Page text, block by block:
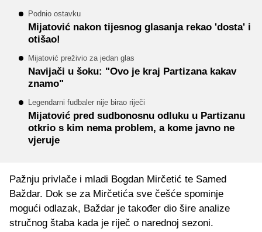
Podnio ostavku
Mijatović nakon tijesnog glasanja rekao 'dosta' i
otišao!
Mijatović preživio za jedan glas
Navijači u šoku: "Ovo je kraj Partizana kakav
znamo"
Legendarni fudbaler nije birao riječi
Mijatović pred sudbonosnu odluku u Partizanu
otkrio s kim nema problem, a kome javno ne
vjeruje
Pažnju privlače i mladi Bogdan Mirčetić te Samed
Baždar. Dok se za Mirčetića sve češće spominje
mogući odlazak, Baždar je također dio šire analize
stručnog štaba kada je riječ o narednoj sezoni.